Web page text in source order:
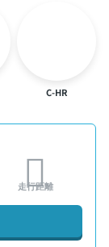
C-HR
走行距離